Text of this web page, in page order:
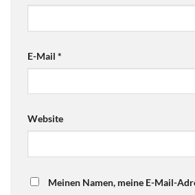
E-Mail *
Website
Meinen Namen, meine E-Mail-